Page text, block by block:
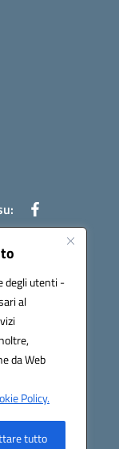
degli utenti -
al
da Web
Policy.
tutto